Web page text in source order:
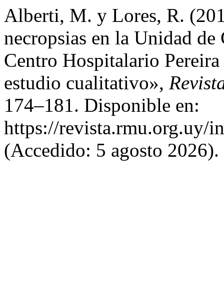
Alberti, M. y Lores, R.
necropsias en la Unidad
Centro Hospitalario
estudio cualitativo»,
174–181. Disponible en:
https://revista.rmu.org.uy/
(Accedido: 5 agosto 2026).